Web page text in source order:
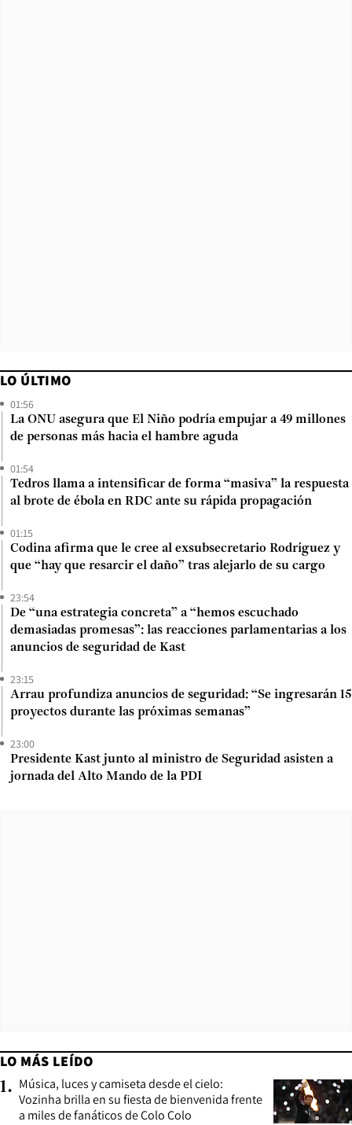
LO ÚLTIMO
01:56
La ONU asegura que El Niño podría empujar a 49 millones
de personas más hacia el hambre aguda
01:54
Tedros llama a intensificar de forma “masiva” la respuesta
al brote de ébola en RDC ante su rápida propagación
01:15
Codina afirma que le cree al exsubsecretario Rodríguez y
que “hay que resarcir el daño” tras alejarlo de su cargo
23:54
De “una estrategia concreta” a “hemos escuchado
demasiadas promesas”: las reacciones parlamentarias a los
anuncios de seguridad de Kast
23:15
Arrau profundiza anuncios de seguridad: “Se ingresarán 15
proyectos durante las próximas semanas”
23:00
Presidente Kast junto al ministro de Seguridad asisten a
jornada del Alto Mando de la PDI
LO MÁS LEÍDO
1. Música, luces y camiseta desde el cielo:
Vozinha brilla en su fiesta de bienvenida frente
a miles de fanáticos de Colo Colo